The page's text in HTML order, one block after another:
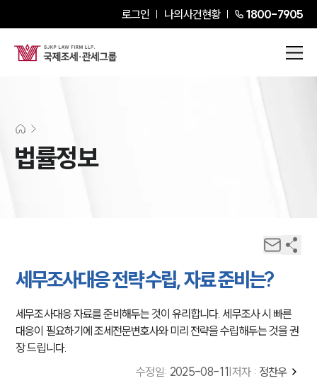
로그인 나의사건현황 1800-7905
법률정보
세무조사대응 전략 수립, 자료 준비는?
세무조사대응 자료를 준비해두는 것이 유리합니다. 세무조사 시 빠른
대응이 필요하기에 조세전문변호사와 미리 전략을 수립해두는 것을 권
장 드립니다.
수정일: 2025-08-11 저자 : 정찬우